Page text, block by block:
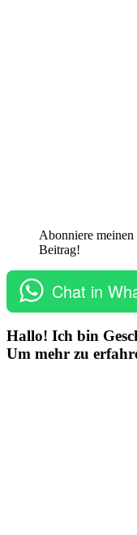
Abonniere meinen
Beitrag!
Chat in
Hallo! Ich bin
Um mehr zu